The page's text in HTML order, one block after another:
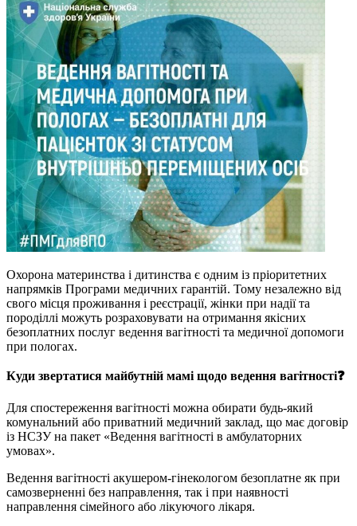
Охорона материнства і дитинства є одним із пріоритетних
напрямків Програми медичних гарантій. Тому незалежно від
свого місця проживання і реєстрації, жінки при надії та
породіллі можуть розраховувати на отримання якісних
безоплатних послуг ведення вагітності та медичної допомоги
при пологах.
Куди звертатися майбутній мамі щодо ведення вагітності❓
Для спостереження вагітності можна обирати будь-який
комунальний або приватний медичний заклад, що має договір
із НСЗУ на пакет «Ведення вагітності в амбулаторних
умовах».
Ведення вагітності акушером-гінекологом безоплатне як при
самозверненні без направлення, так і при наявності
направлення сімейного або лікуючого лікаря.